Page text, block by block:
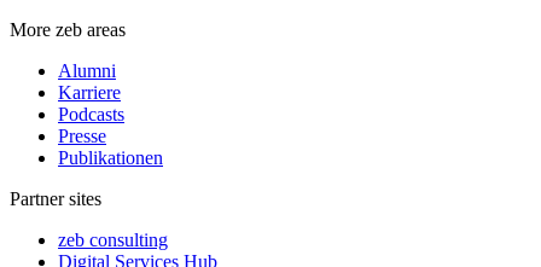
More zeb areas
Alumni
Karriere
Podcasts
Presse
Publikationen
Partner sites
zeb consulting
Digital Services Hub